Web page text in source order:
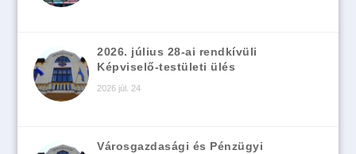
2026. július 28-ai rendkívüli
Képviselő-testületi ülés
2026 júl. 24
Városgazdasági és Pénzügyi